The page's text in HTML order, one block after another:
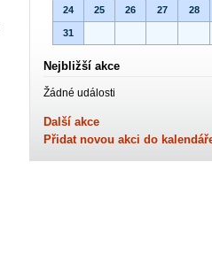
24 25 26 27 28
31
Nejbližší akce
Žádné události
Další akce
Přidat novou akci do